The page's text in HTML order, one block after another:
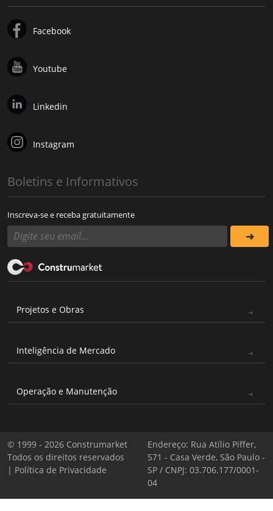
Facebook
Youtube
Linkedin
Instagram
Boletins e Informativos
Inscreva-se e receba gratuitamente
Projetos e Obras
Inteligência de Mercado
Operação e Manutenção
© 1999 - 2026 Construmarket
Todos os direitos reservados
| Política de Privacidade
Endereço: Rua Atílio Piffer,
571 - Casa Verde, São Paulo -
SP / CNPJ: 03.706.177/0001-
04